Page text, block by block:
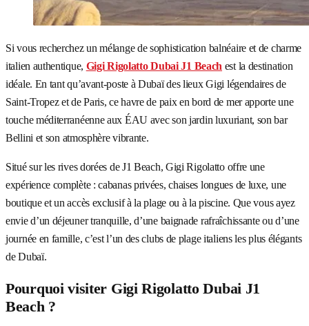
Si vous recherchez un mélange de sophistication balnéaire et de charme
italien authentique, Gigi Rigolatto Dubai J1 Beach est la destination
idéale. En tant qu’avant-poste à Dubaï des lieux Gigi légendaires de
Saint-Tropez et de Paris, ce havre de paix en bord de mer apporte une
touche méditerranéenne aux ÉAU avec son jardin luxuriant, son bar
Bellini et son atmosphère vibrante.
Situé sur les rives dorées de J1 Beach, Gigi Rigolatto offre une
expérience complète : cabanas privées, chaises longues de luxe, une
boutique et un accès exclusif à la plage ou à la piscine. Que vous ayez
envie d’un déjeuner tranquille, d’une baignade rafraîchissante ou d’une
journée en famille, c’est l’un des clubs de plage italiens les plus élégants
de Dubaï.
Pourquoi visiter Gigi Rigolatto Dubai J1
Beach ?